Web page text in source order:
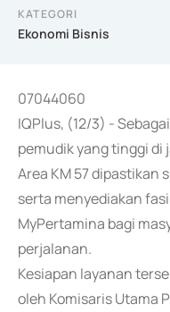
KATEGORI
Ekonomi Bisnis
07044060
IQPlus, (12/3) -
pemudik yang tinggi di
Area KM 57 dipastikan
serta menyediakan
MyPertamina bagi
perjalanan.
Kesiapan layanan
oleh Komisaris Utama